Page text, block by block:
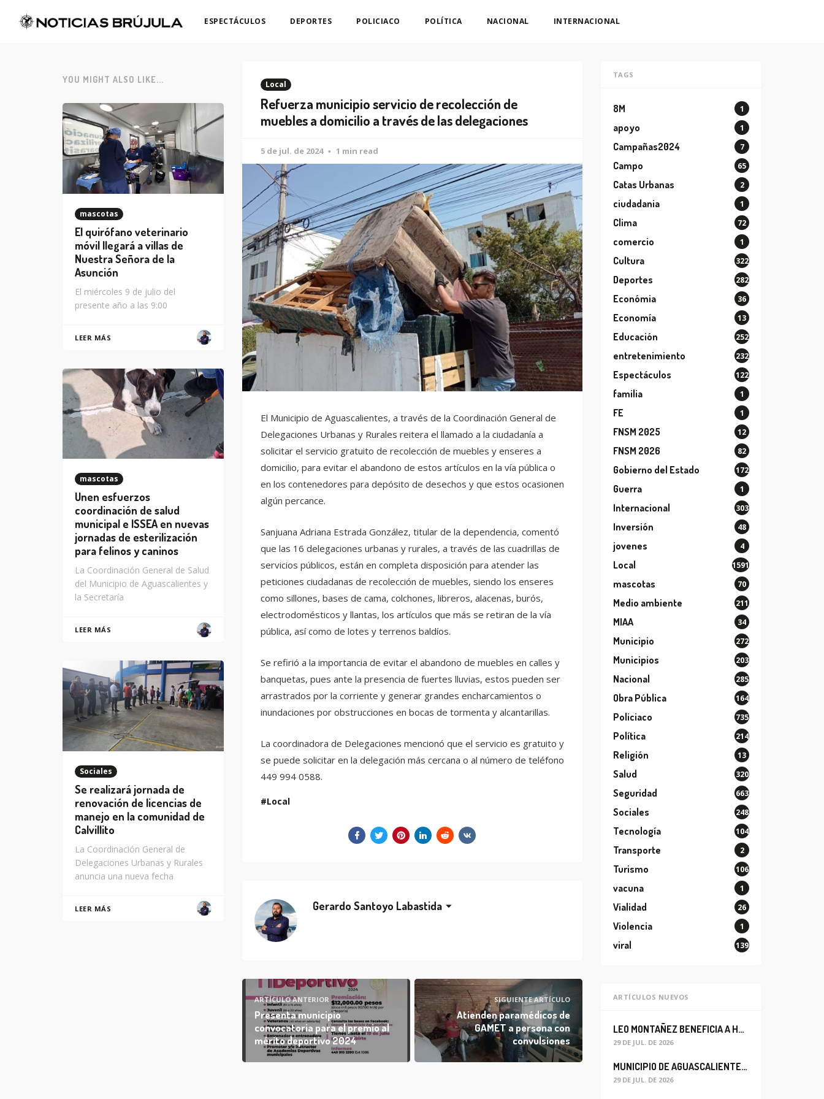
ESPECTÁCULOS DEPORTES POLICIACO POLÍTICA NACIONAL INTERNACIONAL
Local
Refuerza municipio servicio de recolección de
muebles a domicilio a través de las delegaciones
5 de jul. de 2024 1 min read
El Municipio de Aguascalientes, a través de la Coordinación General de
Delegaciones Urbanas y Rurales reitera el llamado a la ciudadanía a
solicitar el servicio gratuito de recolección de muebles y enseres a
domicilio, para evitar el abandono de estos artículos en la vía pública o
en los contenedores para depósito de desechos y que estos ocasionen
algún percance.
Sanjuana Adriana Estrada González, titular de la dependencia, comentó
que las 16 delegaciones urbanas y rurales, a través de las cuadrillas de
servicios públicos, están en completa disposición para atender las
peticiones ciudadanas de recolección de muebles, siendo los enseres
como sillones, bases de cama, colchones, libreros, alacenas, burós,
electrodomésticos y llantas, los artículos que más se retiran de la vía
pública, así como de lotes y terrenos baldíos.
Se refirió a la importancia de evitar el abandono de muebles en calles y
banquetas, pues ante la presencia de fuertes lluvias, estos pueden ser
arrastrados por la corriente y generar grandes encharcamientos o
inundaciones por obstrucciones en bocas de tormenta y alcantarillas.
La coordinadora de Delegaciones mencionó que el servicio es gratuito y
se puede solicitar en la delegación más cercana o al número de teléfono
449 994 0588.
Local
Gerardo Santoyo Labastida
ARTÍCULO ANTERIOR
Presenta municipio
convocatoria para el premio al
mérito deportivo 2024
SIGUIENTE ARTÍCULO
Atienden paramédicos de
GAMET a persona con
convulsiones
YOU MIGHT ALSO LIKE...
mascotas
El quirófano veterinario
móvil llegará a villas de
Nuestra Señora de la
Asunción
El miércoles 9 de julio del
presente año a las 9:00
LEER MÁS
mascotas
Unen esfuerzos
coordinación de salud
municipal e ISSEA en nuevas
jornadas de esterilización
para felinos y caninos
La Coordinación General de Salud
del Municipio de Aguascalientes y
la Secretaría
LEER MÁS
Sociales
Se realizará jornada de
renovación de licencias de
manejo en la comunidad de
Calvillito
La Coordinación General de
Delegaciones Urbanas y Rurales
anuncia una nueva fecha
LEER MÁS
TAGS
8M 1
apoyo 1
Campañas2024 7
Campo 65
Catas Urbanas 2
ciudadania 1
Clima 72
comercio 1
Cultura 322
Deportes 282
Económia 36
Economía 13
Educación 252
entretenimiento 232
Espectáculos 122
familia 1
FE 1
FNSM 2025 12
FNSM 2026 82
Gobierno del Estado 172
Guerra 1
Internacional 303
Inversión 48
jovenes 4
Local 1591
mascotas 70
Medio ambiente 211
MIAA 34
Municipio 272
Municipios 203
Nacional 285
Obra Pública 164
Policiaco 735
Política 214
Religión 13
Salud 320
Seguridad 663
Sociales 248
Tecnología 104
Transporte 2
Turismo 106
vacuna 1
Vialidad 26
Violencia 1
viral 139
ARTÍCULOS NUEVOS
LEO MONTAÑEZ BENEFICIA A HABITANTES DEL BARRIO DE LA SALUD CON MEJORA DEL ALCANTARILLADO SANITARIO
29 DE JUL. DE 2026
MUNICIPIO DE AGUASCALIENTES REABRE CIRCULACIÓN VEHICULAR EN LA CALLE JOSEFA ORTIZ DE DOMÍNGUEZ
29 DE JUL. DE 2026